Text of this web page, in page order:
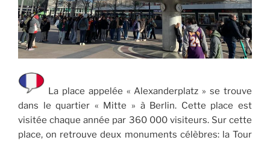
La place appelée « Alexanderplatz » se trouve
dans le quartier « Mitte » à Berlin. Cette place est
visitée chaque année par 360 000 visiteurs. Sur cette
place, on retrouve deux monuments célèbres: la Tour